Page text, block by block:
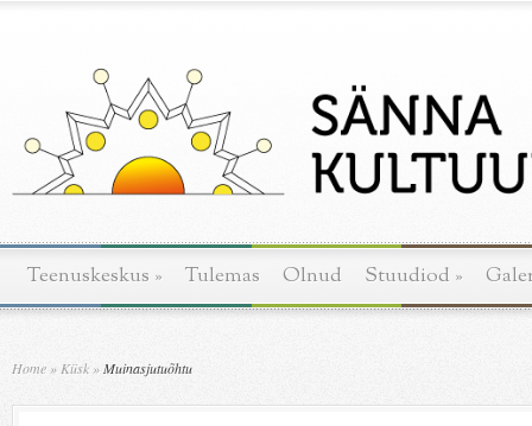
Teenuskeskus » Tulemas Olnud Stuudiod »
Home»Küsk»Muinasjutuõhtu